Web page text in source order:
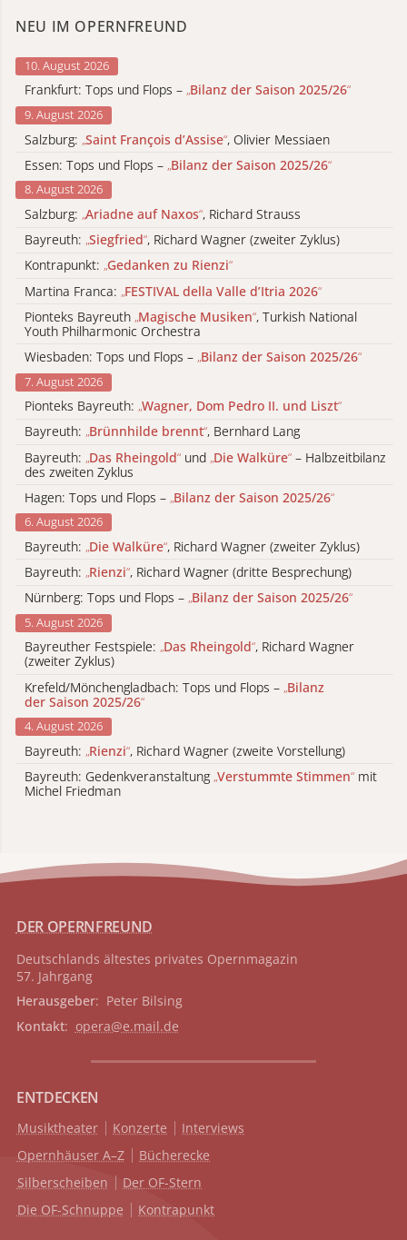
NEU IM OPERNFREUND
10. August 2026
Frankfurt: Tops und Flops – „Bilanz der Saison 2025/26“
9. August 2026
Salzburg: „Saint François d’Assise“, Olivier Messiaen
Essen: Tops und Flops – „Bilanz der Saison 2025/26“
8. August 2026
Salzburg: „Ariadne auf Naxos“, Richard Strauss
Bayreuth: „Siegfried“, Richard Wagner (zweiter Zyklus)
Kontrapunkt: „Gedanken zu Rienzi“
Martina Franca: „FESTIVAL della Valle d’Itria 2026“
Pionteks Bayreuth „Magische Musiken“, Turkish National
Youth Philharmonic Orchestra
Wiesbaden: Tops und Flops – „Bilanz der Saison 2025/26“
7. August 2026
Pionteks Bayreuth: „Wagner, Dom Pedro II. und Liszt“
Bayreuth: „Brünnhilde brennt“, Bernhard Lang
Bayreuth: „Das Rheingold“ und „Die Walküre“ – Halbzeitbilanz
des zweiten Zyklus
Hagen: Tops und Flops – „Bilanz der Saison 2025/26“
6. August 2026
Bayreuth: „Die Walküre“, Richard Wagner (zweiter Zyklus)
Bayreuth: „Rienzi“, Richard Wagner (dritte Besprechung)
Nürnberg: Tops und Flops – „Bilanz der Saison 2025/26“
5. August 2026
Bayreuther Festspiele: „Das Rheingold“, Richard Wagner
(zweiter Zyklus)
Krefeld/Mönchengladbach: Tops und Flops – „Bilanz
der Saison 2025/26“
4. August 2026
Bayreuth: „Rienzi“, Richard Wagner (zweite Vorstellung)
Bayreuth: Gedenkveranstaltung „Verstummte Stimmen“ mit
Michel Friedman
DER OPERNFREUND
Deutschlands ältestes privates Opernmagazin
57. Jahrgang
Herausgeber: Peter Bilsing
Kontakt: opera@e.mail.de
ENTDECKEN
Musiktheater Konzerte
Interviews
Opernhäuser A–Z
Bücherecke
Silberscheiben
Der OF-Stern
Die OF-Schnuppe
Kontrapunkt